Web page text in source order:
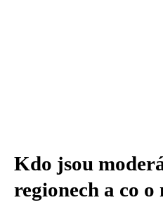
Kdo jsou
regionech a co o